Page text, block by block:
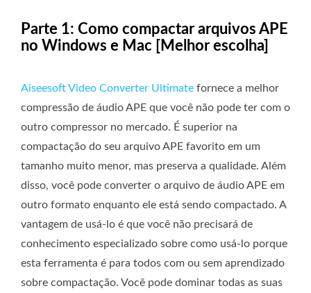
Parte 1: Como compactar arquivos APE
no Windows e Mac [Melhor escolha]
Aiseesoft Video Converter Ultimate fornece a melhor
compressão de áudio APE que você não pode ter com o
outro compressor no mercado. É superior na
compactação do seu arquivo APE favorito em um
tamanho muito menor, mas preserva a qualidade. Além
disso, você pode converter o arquivo de áudio APE em
outro formato enquanto ele está sendo compactado. A
vantagem de usá-lo é que você não precisará de
conhecimento especializado sobre como usá-lo porque
esta ferramenta é para todos com ou sem aprendizado
sobre compactação. Você pode dominar todas as suas